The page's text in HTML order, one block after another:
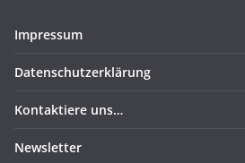
Impressum
Datenschutzerklärung
Kontaktiere uns…
Newsletter